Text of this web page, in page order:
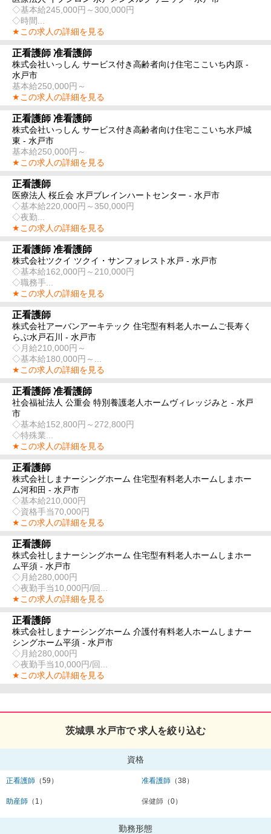
◇基本給245,000円～300,000円
◇時間...
★この求人の詳細を見る
正看護師 准看護師
株式会社いっしん サービス付き高齢者向け住宅ここいち内原 -
水戸市
基本給250,000円～
★この求人の詳細を見る
正看護師 准看護師
株式会社いっしん サービス付き高齢者向け住宅ここいち水戸城
東 - 水戸市
基本給250,000円～
★この求人の詳細を見る
正看護師
医療法人 桜丘会 水戸ブレインハートセンター - 水戸市
◇基本給220,000円～350,000円
◇夜勤...
★この求人の詳細を見る
正看護師 准看護師
株式会社ツクイ ツクイ・サンフォレスト水戸 - 水戸市
◇基本給162,000円～210,000円
◇職務手...
★この求人の詳細を見る
正看護師
株式会社アーバンアーキテック 住宅型有料老人ホームご長寿く
らぶ水戸石川 - 水戸市
◇月給210,000円～
◇基本給180,000円～...
★この求人の詳細を見る
正看護師 准看護師
社会福祉法人 公重会 特別養護老人ホームヴィレッジみと - 水戸
市
◇基本給152,800円～272,800円
◇特殊業...
★この求人の詳細を見る
正看護師
株式会社しまナーシングホーム 住宅型有料老人ホームしまホー
ム河和田 - 水戸市
◇基本給210,000円
◇資格手当70,000円
★この求人の詳細を見る
正看護師
株式会社しまナーシングホーム 住宅型有料老人ホームしまホー
ム平須 - 水戸市
◇月給280,000円
◇夜勤手当10,000円/回...
★この求人の詳細を見る
正看護師
株式会社しまナーシングホーム 介護付有料老人ホームしまナー
シングホーム平須 - 水戸市
◇月給280,000円
◇夜勤手当10,000円/回...
★この求人の詳細を見る
茨城県 水戸市で 求人を絞り込む
資格
正看護師 （59） 准看護師 （38）
助産師 （1） 保健師 （0）
勤務形態